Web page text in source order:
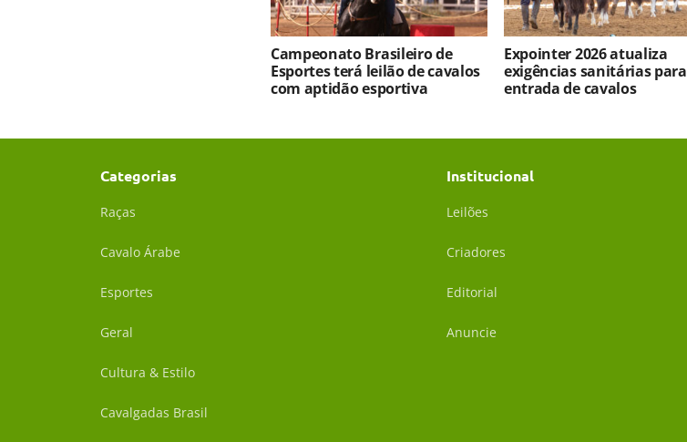
Campeonato Brasileiro de
Esportes terá leilão de cavalos
com aptidão esportiva
Expointer 2026 atualiza
exigências sanitárias para
entrada de cavalos
Categorias
Raças
Cavalo Árabe
Esportes
Geral
Cultura & Estilo
Cavalgadas Brasil
Institucional
Leilões
Criadores
Editorial
Anuncie